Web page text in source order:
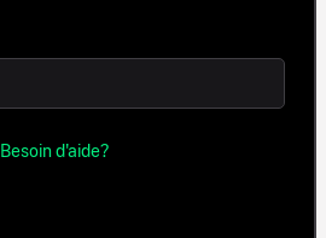
Besoin d'aide?